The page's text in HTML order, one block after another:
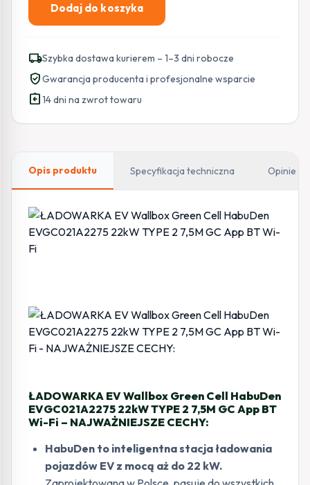
ilość
Wallbox
Green
Cell
TYPE
GC
App
BT
Dodaj do koszyka
local_shippingSzybka dostawa kurierem – 1–3 dni robocze
verified_userGwarancja producenta i profesjonalne wsparcie
assignment_return14 dni na zwrot towaru
Opis produktu Specyfikacja techniczna Opinie
ŁADOWARKA EV Wallbox Green Cell HabuDen
EVGC021A2275 22kW TYPE 2 7,5M GC App BT
Wi-Fi – NAJWAŻNIEJSZE CECHY:
HabuDen to inteligentna stacja ładowania
pojazdów EV z mocą aż do 22 kW.